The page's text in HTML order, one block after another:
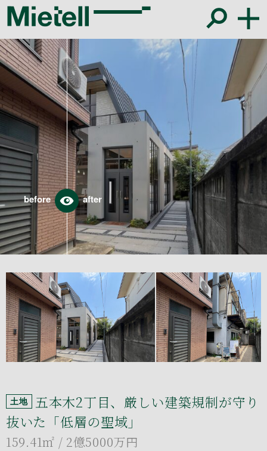
土地
五本木2丁目、厳しい建築規制が守り
抜いた「低層の聖域」
159.41㎡ / 2億5000万円